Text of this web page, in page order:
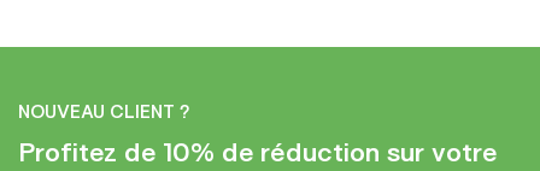
NOUVEAU CLIENT ?
Profitez de 10% de réduction sur votre